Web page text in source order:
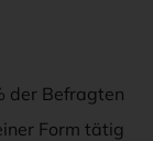
der Befragten
Form tätig